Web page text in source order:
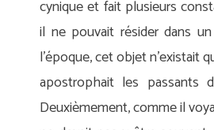
cynique et fait plusieurs
il ne pouvait résider dans
l’époque, cet objet n’existait
apostrophait les passants
Deuxièmement, comme il